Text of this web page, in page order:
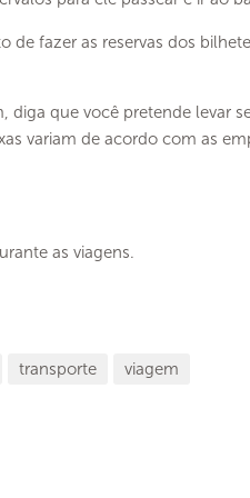
fazer as reservas dos
diga que você pretende levar
variam de acordo com as
as viagens.
transporte viagem